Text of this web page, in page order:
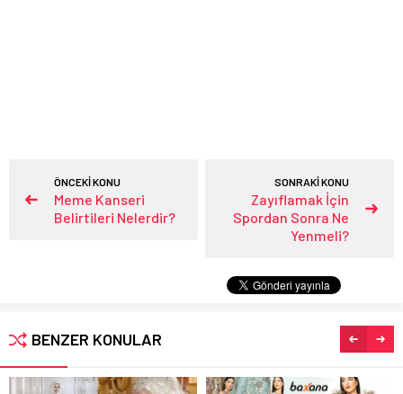
ÖNCEKİ KONU
Meme Kanseri
Belirtileri Nelerdir?
SONRAKİ KONU
Zayıflamak İçin
Spordan Sonra Ne
Yenmeli?
BENZER KONULAR